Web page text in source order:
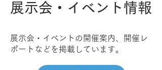
展示会・イベント情報
展示会・イベントの開催案内、開催レ
ポートなどを掲載しています。